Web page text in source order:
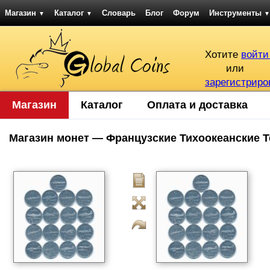
Магазин ▼ Каталог ▼ Словарь Блог Форум Инструменты ▼
Хотите
или
Магазин Каталог Оплата и доставка
Магазин монет — Французские Тихоокеанские